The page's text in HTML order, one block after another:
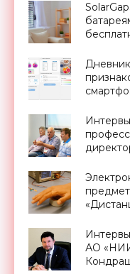
МИФИ -
АО